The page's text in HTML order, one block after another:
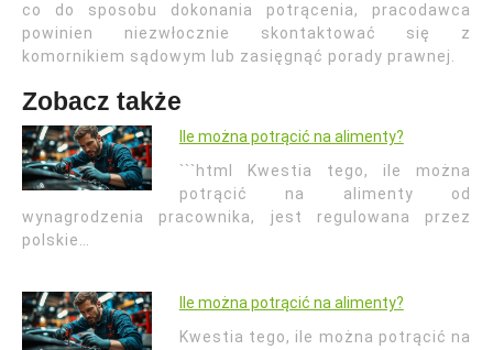
co do sposobu dokonania potrącenia, pracodawca
powinien niezwłocznie skontaktować się z
komornikiem sądowym lub zasięgnąć porady prawnej.
Zobacz także
Ile można potrącić na alimenty?
```html Kwestia tego, ile można
potrącić na alimenty od
wynagrodzenia pracownika, jest regulowana przez
polskie…
Ile można potrącić na alimenty?
Kwestia tego, ile można potrącić na